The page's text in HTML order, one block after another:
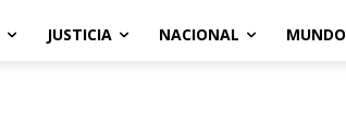
JUSTICIA NACIONAL MUNDO